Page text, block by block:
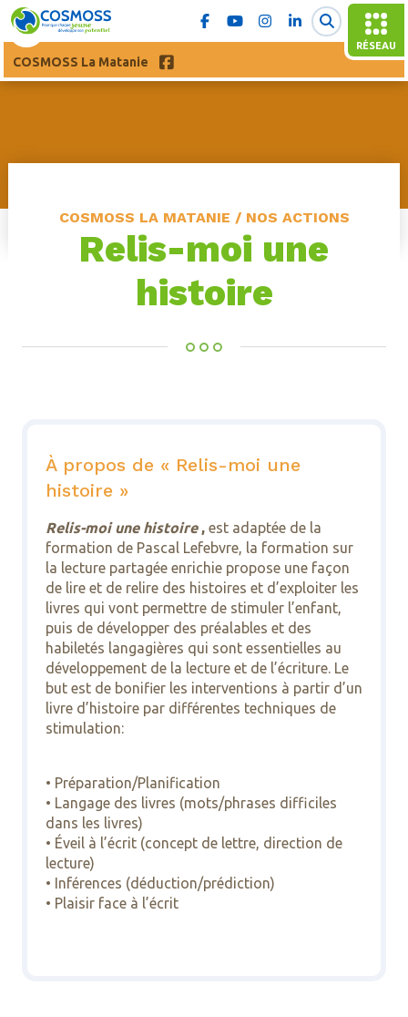
RÉSEAU
COSMOSS La Matanie
COSMOSS LA MATANIE / NOS ACTIONS
Relis-moi une
histoire
À propos de « Relis-moi une
histoire »
Relis-moi une histoire, est adaptée de la
formation de Pascal Lefebvre, la formation sur
la lecture partagée enrichie propose une façon
de lire et de relire des histoires et d’exploiter les
livres qui vont permettre de stimuler l’enfant,
puis de développer des préalables et des
habiletés langagières qui sont essentielles au
développement de la lecture et de l’écriture. Le
but est de bonifier les interventions à partir d’un
livre d’histoire par différentes techniques de
stimulation:
• Préparation/Planification
• Langage des livres (mots/phrases difficiles
dans les livres)
• Éveil à l’écrit (concept de lettre, direction de
lecture)
• Inférences (déduction/prédiction)
• Plaisir face à l’écrit